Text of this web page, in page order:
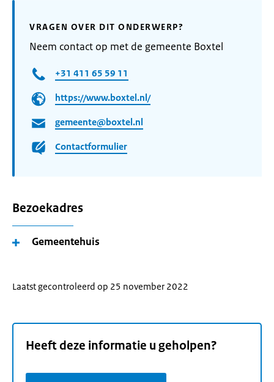
VRAGEN OVER DIT ONDERWERP?
Neem contact op met de gemeente Boxtel
+31 411 65 59 11
https://www.boxtel.nl/
gemeente@boxtel.nl
Contactformulier
Bezoekadres
Gemeentehuis
Laatst gecontroleerd op 25 november 2022
Heeft deze informatie u geholpen?